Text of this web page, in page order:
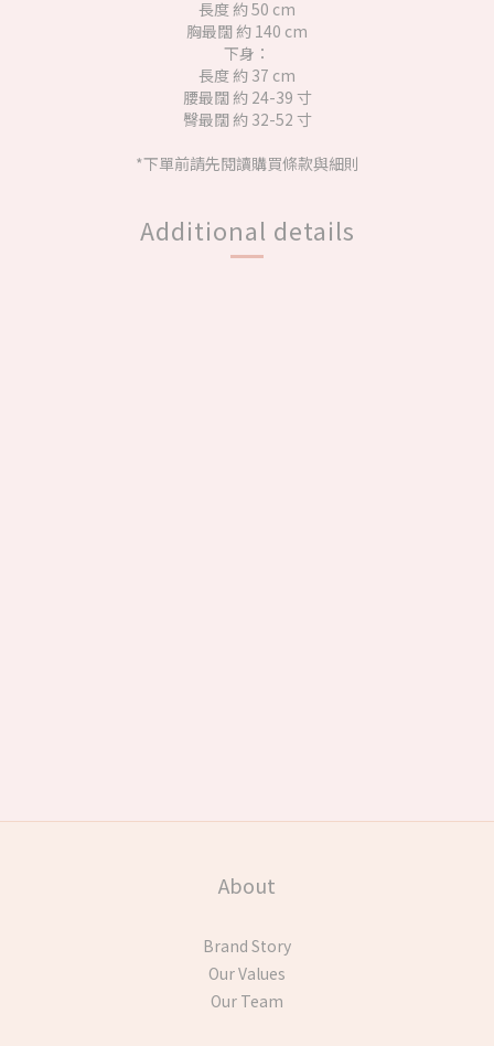
長度 約 50 cm
胸最闊 約 140 cm
下身：
長度 約 37 cm
腰最闊 約 24-39 寸
臀最闊 約 32-52 寸
*下單前請先閱讀購買條款與細則
Additional details
About
Brand Story
Our Values
Our Team